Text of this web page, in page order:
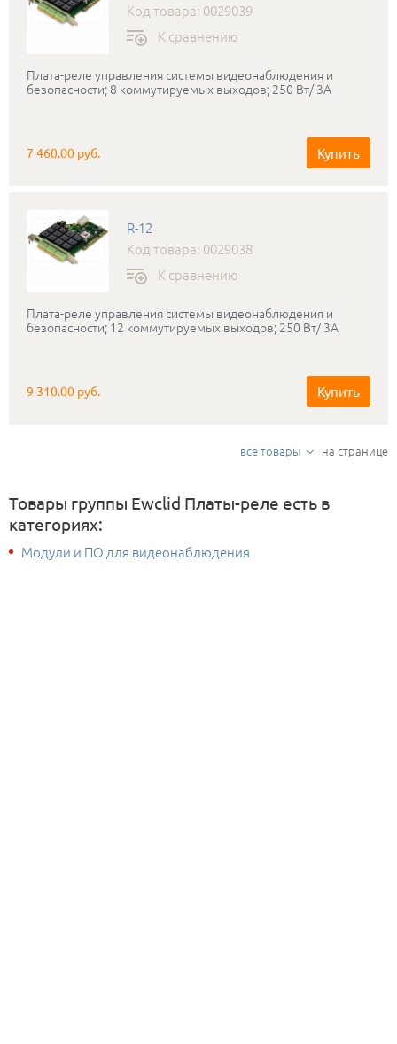
Код товара: 0029039
К сравнению
Плата-реле управления системы видеонаблюдения и
безопасности; 8 коммутируемых выходов; 250 Вт/ 3А
7 460.00 руб. Купить
R-12
Код товара: 0029038
К сравнению
Плата-реле управления системы видеонаблюдения и
безопасности; 12 коммутируемых выходов; 250 Вт/ 3А
9 310.00 руб. Купить
все товары на странице
Товары группы Ewclid Платы-реле есть в
категориях:
Модули и ПО для видеонаблюдения